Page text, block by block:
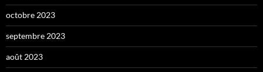
octobre 2023
septembre 2023
août 2023